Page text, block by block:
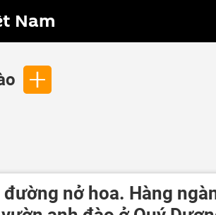
Nam
nở hoa. Hàng